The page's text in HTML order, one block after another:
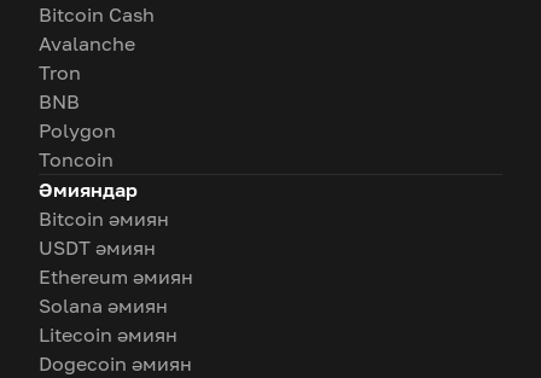
Bitcoin Cash
Avalanche
Tron
BNB
Polygon
Toncoin
Әмияндар
Bitcoin әмиян
USDT әмиян
Ethereum әмиян
Solana әмиян
Litecoin әмиян
Dogecoin әмиян